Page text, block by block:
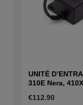
UNITÉ
310E Nera,
€112.90